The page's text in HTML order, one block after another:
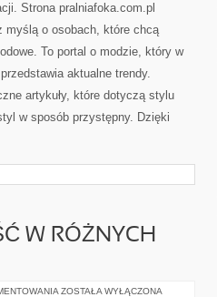
Strona pralniafoka.com.pl
myślą o osobach, które chcą
To portal o modzie, który w
aktualne trendy.
artykuły, które dotyczą stylu
w sposób przystępny. Dzięki
W RÓŻNYCH
ŻYCIE
ZOSTAŁA WYŁĄCZONA